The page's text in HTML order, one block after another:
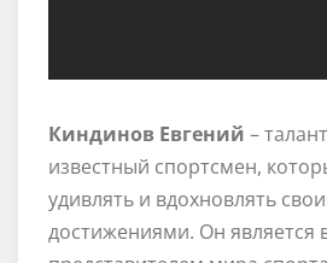
Киндинов Евгений –
известный спортсмен,
удивлять и вдохновлять
достижениями. Он